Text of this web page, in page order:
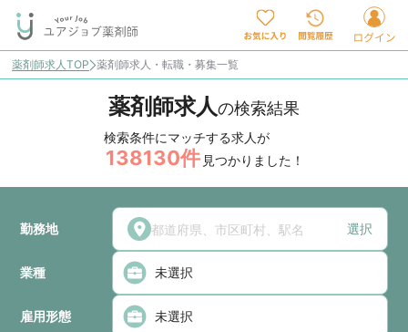
薬剤師求人TOP 薬剤師求人・転職・募集一覧
薬剤師求人の検索結果
検索条件にマッチする求人が
138130件 見つかりました！
勤務地 選択
業種
雇用形態